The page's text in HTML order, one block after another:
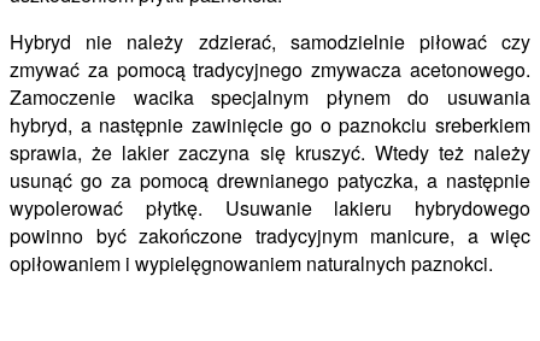
Hybryd nie należy zdzierać, samodzielnie piłować czy
zmywać za pomocą tradycyjnego zmywacza acetonowego.
Zamoczenie wacika specjalnym płynem do usuwania
hybryd, a następnie zawinięcie go o paznokciu sreberkiem
sprawia, że lakier zaczyna się kruszyć. Wtedy też należy
usunąć go za pomocą drewnianego patyczka, a następnie
wypolerować płytkę. Usuwanie lakieru hybrydowego
powinno być zakończone tradycyjnym manicure, a więc
opiłowaniem i wypielęgnowaniem naturalnych paznokci.